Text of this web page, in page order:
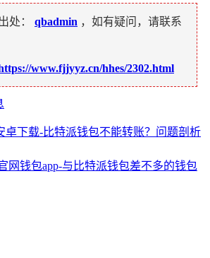
处： qbadmin ，如有疑问，请联系
www.fjjyyz.cn/hhes/2302.html
卓下载-比特派钱包不能转账？问题剖析
网钱包app-与比特派钱包差不多的钱包